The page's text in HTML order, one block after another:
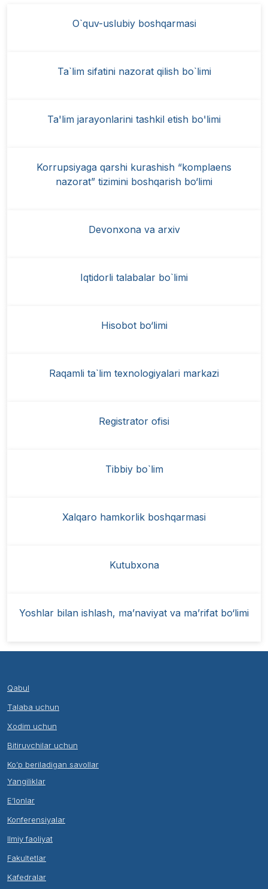
O`quv-uslubiy boshqarmasi
Ta`lim sifatini nazorat qilish bo`limi
Ta'lim jarayonlarini tashkil etish bo'limi
Korrupsiyaga qarshi kurashish “komplaens
nazorat” tizimini boshqarish bo‘limi
Devonxona va arxiv
Iqtidorli talabalar bo`limi
Hisobot bo‘limi
Raqamli ta`lim texnologiyalari markazi
Registrator ofisi
Tibbiy bo`lim
Xalqaro hamkorlik boshqarmasi
Kutubxona
Yoshlar bilan ishlash, ma’naviyat va ma’rifat bo‘limi
Qabul
Talaba uchun
Xodim uchun
Bitiruvchilar uchun
Ko’p beriladigan savollar
Yangiliklar
E’lonlar
Konferensiyalar
Ilmiy faoliyat
Fakultetlar
Kafedralar